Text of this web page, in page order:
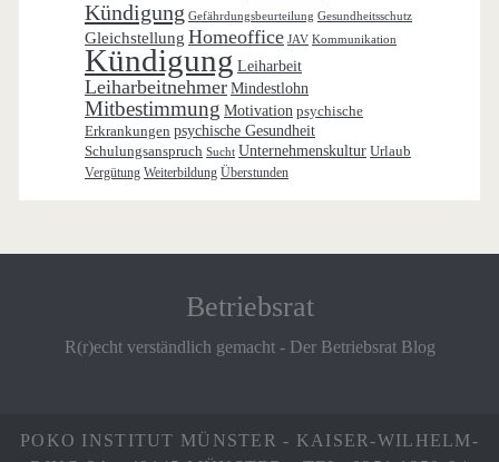
Kündigung Gefährdungsbeurteilung Gesundheitsschutz
Gleichstellung Homeoffice JAV Kommunikation
Kündigung Leiharbeit
Leiharbeitnehmer Mindestlohn
Mitbestimmung Motivation psychische
Erkrankungen psychische Gesundheit
Schulungsanspruch Sucht Unternehmenskultur Urlaub
Vergütung Weiterbildung Überstunden
Betriebsrat
R(r)echt verständlich gemacht - Der Betriebsrat Blog
POKO INSTITUT MÜNSTER - KAISER-WILHELM-